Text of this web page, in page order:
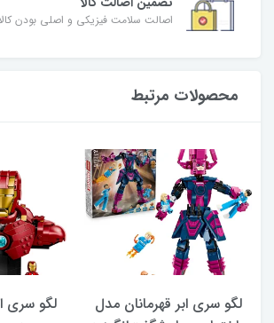
اصالت سلامت فیزیکی و اصلی بودن
محصولات مرتبط
لگو سری ابر قهرمانان مدل
لگو سری